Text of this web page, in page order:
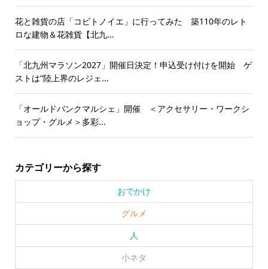
花と雑貨の店「コビトノイエ」に行ってみた 築110年のレト
ロな建物＆花雑貨【北九...
「北九州マラソン2027」開催日決定！申込受け付けを開始 ゲ
ストは“陸上界のレジェ...
「オールドバンクマルシェ」開催 ＜アクセサリー・ワークシ
ョップ・グルメ＞多彩...
カテゴリーから探す
おでかけ
グルメ
人
小ネタ